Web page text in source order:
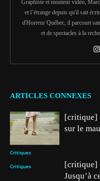
Graphiste et monteur vidéo,
et l’étrange depuis qu'il sait
d'Horreur Québec, il parcourt
et de spectacles à la
ARTICLES CONNEXES
Critiques
[critique]
sur le
Critiques
[critique]
Jusqu’à